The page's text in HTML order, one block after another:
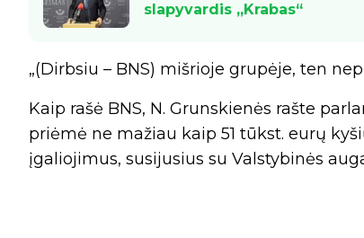
slapyvardis „Krabas“
„(Dirbsiu – BNS) mišrioje grupėje, ten
Kaip rašė BNS, N. Grunskienės rašte
priėmė ne mažiau kaip 51 tūkst. eurų
įgaliojimus, susijusius su Valstybinės